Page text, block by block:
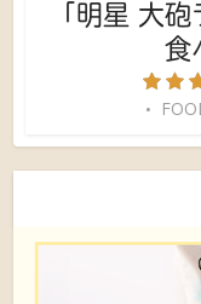
「明星 大
食